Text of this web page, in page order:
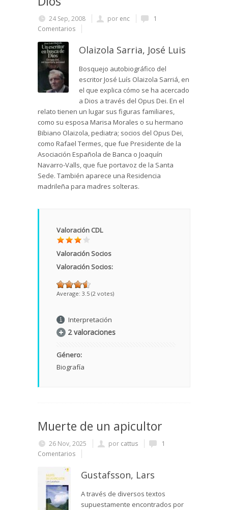
24 Sep, 2008 por enc
1
Comentarios
Olaizola Sarria, José Luis
Bosquejo autobiográfico del
escritor José Luís Olaizola Sarriá, en
el que explica cómo se ha acercado
a Dios a través del Opus Dei. En el
relato tienen un lugar sus figuras familiares,
como su esposa Marisa Morales o su hermano
Bibiano Olaizola, pediatra; socios del Opus Dei,
como Rafael Termes, que fue Presidente de la
Asociación Española de Banca o Joaquín
Navarro-Valls, que fue portavoz de la Santa
Sede. También aparece una Residencia
madrileña para madres solteras.
Valoración CDL
Valoración Socios
Valoración Socios:
Average: 3.5 (2 votes)
Interpretación
2 valoraciones
Género:
Biografía
Muerte de un apicultor
26 Nov, 2025 por cattus
1
Comentarios
Gustafsson, Lars
A través de diversos textos
supuestamente encontrados por